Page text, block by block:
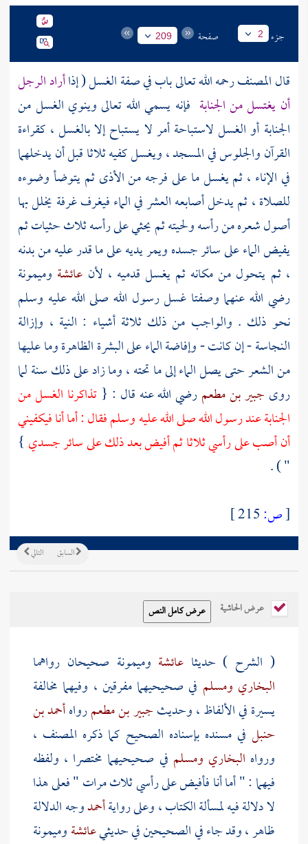
جزء 2 صفحة 209
قالالمصنفرحمه الله تعالى باب في صفة الغسل ( إذاأراد الرجل
أن يغتسل من الجنابة فإنه يسمي الله تعالى وينوي الغسل من
الجنابة أو الغسل لاستباحة أمر لا يستباح إلا بالغسل ، كقراءة
القرآن والجلوس في المسجد ، ويغسل كفيه ثلاثا قبل أن يدخلهما
في الإناء ، ثم يغسل ما على فرجه من الأذى ثم يتوضأ وضوءه
للصلاة ، ثم يدخل أصابعه العشر في الماء فيغرف غرفة يخلل بها
أصول شعره من رأسه ولحيته ثم يحثي على رأسه ثلاث حثيات ثم
يفيض الماء على سائر جسده ويمر يديه على ما قدر عليه من بدنه
، ثم يتحول من مكانه ثم يغسل قدميه ، لأن عائشة وميمونة
رضي الله عنهما وصفتا غسل رسول الله صلى الله عليه وسلم
نحو ذلك . والواجب من ذلك ثلاثة أشياء : النية ، وإزالة
النجاسة - إن كانت - وإفاضة الماء على البشرة الظاهرة وما عليها
من الشعر حتى يصل الماء إلى ما تحته ، وما زاد على ذلك سنة لما
روى جبير بن مطعمرضي الله عنه قال : { تذاكرنا الغسل من
الجنابة عند رسول الله صلى الله عليه وسلم فقال : أما أنا فيكفيني
أن أصب على رأسي ثلاثا ثم أفيض بعد ذلك على سائر جسدي }
" ) .
[ص:
التالي السابق
عرض الحاشية
( الشرح ) حديثا عائشة وميمونة صحيحان رواهما
البخاري ومسلم في صحيحيهما مفرقين ، وفيهما مخالفة
يسيرة في الألفاظ ، وحديثجبير بن مطعمرواهأحمد بن
حنبل في مسنده بإسناده الصحيح كما ذكره المصنف ،
ورواه البخاري ومسلم في صحيحيهما مختصرا ، ولفظه
فيهما : " أما أنا فأفيض على رأسي ثلاث مرات " فعلى هذا
لا دلالة فيه لمسألة الكتاب ، وعلى روايةأحمدوجه الدلالة
ظاهر ، وقد جاء في الصحيحين في حديثيعائشةوميمونة